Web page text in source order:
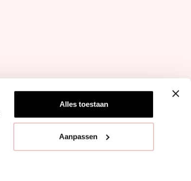
Alles toestaan
AanpassenSTUDIO ANNELOES ©